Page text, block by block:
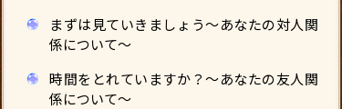
まずは見ていきましょう〜あなたの対人関
係について〜
時間をとれていますか？〜あなたの友人関
係について〜